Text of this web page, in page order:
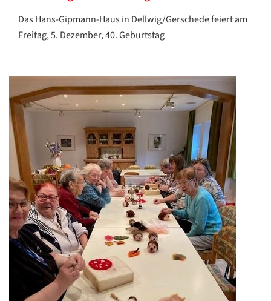
Das Hans-Gipmann-Haus in Dellwig/Gerschede feiert am
Freitag, 5. Dezember, 40. Geburtstag